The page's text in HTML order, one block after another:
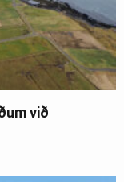
við